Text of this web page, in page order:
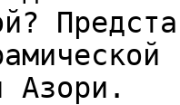
Азори.